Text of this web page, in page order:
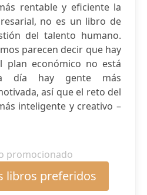
rentable y eficiente la
no es un libro de
del talento humano.
parecen decir que hay
plan económico no está
día hay gente más
así que el reto del
inteligente y creativo –
promocionado
libros preferidos